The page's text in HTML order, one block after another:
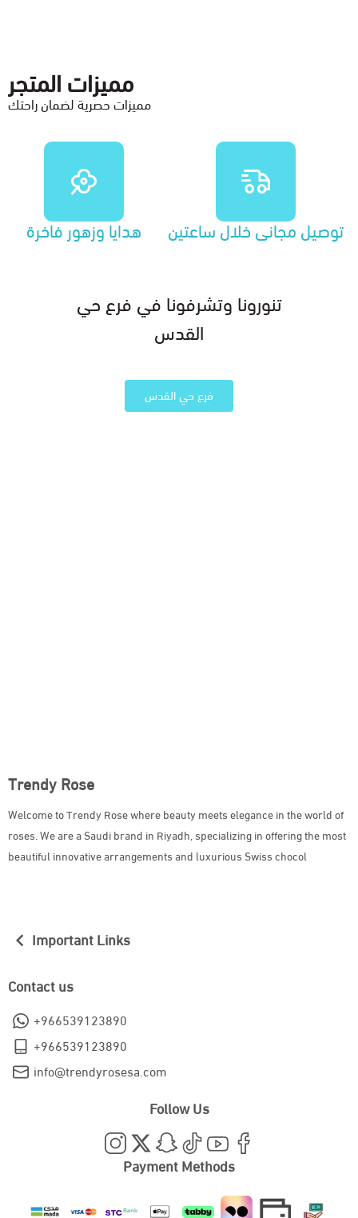
مميزات المتجر
مميزات حصرية لضمان راحتك
هدايا وزهور فاخرة توصيل مجاني خلال ساعتين
تنورونا وتشرفونا في فرع حي
القدس
فرع حي القدس
Trendy Rose
Welcome to Trendy Rose where beauty meets elegance in the world of
roses. We are a Saudi brand in Riyadh, specializing in offering the most
beautiful innovative arrangements and luxurious Swiss chocol
Important Links
Contact us
+966539123890
+966539123890
info@trendyrosesa.com
Follow Us
Payment Methods